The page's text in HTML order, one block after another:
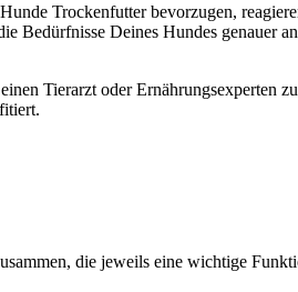
Tro­cken­fut­ter bevor­zu­gen,
Bedürf­nis­se Dei­nes Hun­des genau­er
Tier­arzt oder Ernäh­rungs­exper­ten
die jeweils eine wich­ti­ge